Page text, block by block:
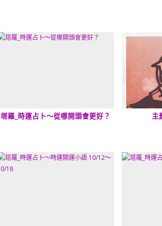
塔羅_時運占卜～從哪開頭會更好？ 主